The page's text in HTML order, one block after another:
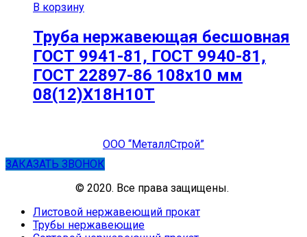
В корзину
Труба нержавеющая бесшовная
ГОСТ 9941-81, ГОСТ 9940-81,
ГОСТ 22897-86 108х10 мм
08(12)Х18Н10Т
ООО “МеталлСтрой”
ЗАКАЗАТЬ ЗВОНОК
© 2020. Все права защищены.
Листовой нержавеющий прокат
Трубы нержавеющие